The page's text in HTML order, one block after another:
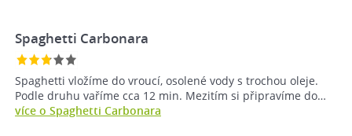
Spaghetti Carbonara
Spaghetti vložíme do vroucí, osolené vody s trochou oleje.
Podle druhu vaříme cca 12 min. Mezitím si připravíme do…
více o Spaghetti Carbonara